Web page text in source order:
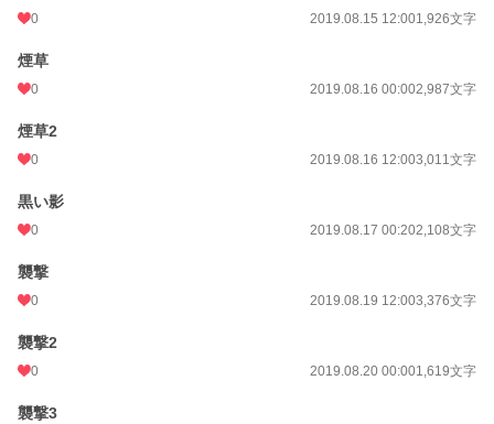
0 2019.08.15 12:001,926文字
煙草
0 2019.08.16 00:002,987文字
煙草2
0 2019.08.16 12:003,011文字
黒い影
0 2019.08.17 00:202,108文字
襲撃
0 2019.08.19 12:003,376文字
襲撃2
0 2019.08.20 00:001,619文字
襲撃3